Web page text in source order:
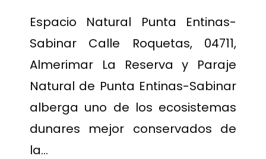
Espacio Natural Punta Entinas-
Sabinar Calle Roquetas, 04711,
Almerimar La Reserva y Paraje
Natural de Punta Entinas-Sabinar
alberga uno de los ecosistemas
dunares mejor conservados de
la…